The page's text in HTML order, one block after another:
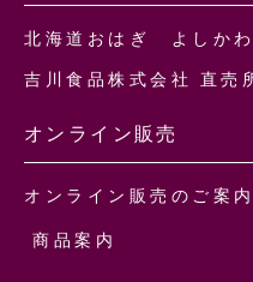
北海道おはぎ よしかわ
吉川食品株式会社 直売
オンライン販売
オンライン販売のご案内
商品案内